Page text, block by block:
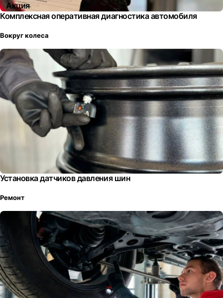
Акция
Комплексная оперативная диагностика автомобиля
Вокруг колеса
Установка датчиков давления шин
Ремонт